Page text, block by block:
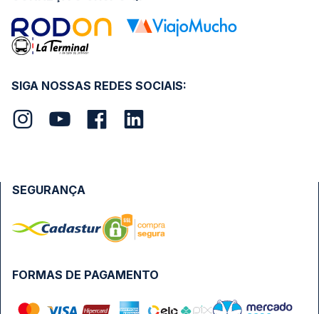
SIGA NOSSAS REDES SOCIAIS:
FORMAS DE PAGAMENTO
SEGURANÇA